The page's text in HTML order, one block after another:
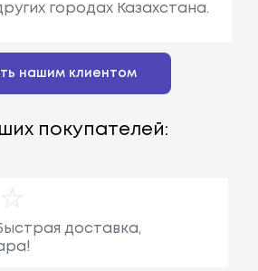
городах Казахстана.
нашим клиентом
покупателей:
доставка,